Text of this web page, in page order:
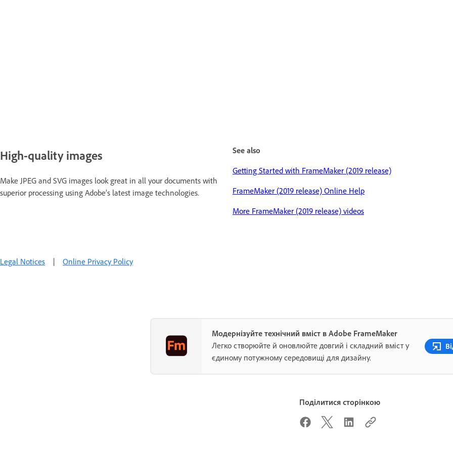
High-quality images
Make JPEG and SVG images look great in all your documents with
superior processing using Adobe’s latest image technologies.
See also
Getting Started with FrameMaker (2019 release)
FrameMaker (2019 release) Online Help
More FrameMaker (2019 release) videos
Legal Notices | Online Privacy Policy
Модернізуйте технічний вміст в Adobe FrameMaker
Легко створюйте й оновлюйте довгий і складний вміст у
єдиному потужному середовищі для дизайну.
Поділитися сторінкою